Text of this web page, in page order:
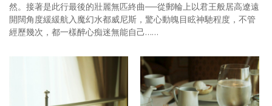
書房集
享樂隨手拍
然。接著是此行最後的壯麗無匹終曲──從郵輪上以君王般居高遼遠
開闊角度緩緩航入魔幻水都威尼斯，驚心動魄目眩神馳程度，不管
經歷幾次，都一樣醉心痴迷無能自己……